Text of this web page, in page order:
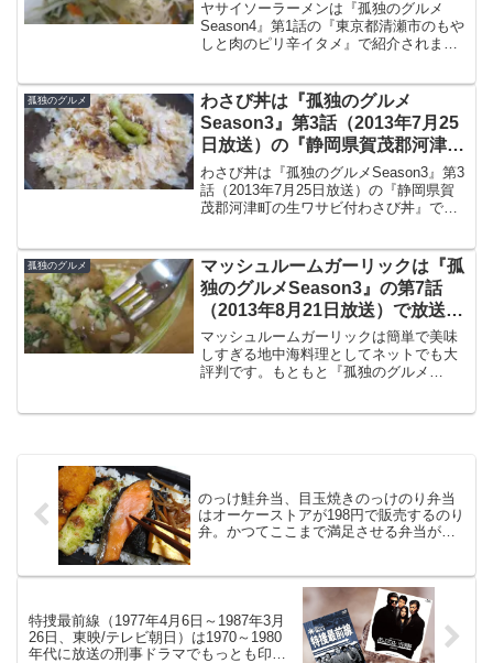
ヤサイソーラーメンは『孤独のグルメ
Season4』第1話の『東京都清瀬市のもや
しと肉のピリ辛イタメ』で紹介されまし
ーメンスープ 醤油 1.8L』を使って実際に
作ってみました。
孤独のグルメ
わさび丼は『孤独のグルメ
Season3』第3話（2013年7月25
日放送）の『静岡県賀茂郡河津町
の生ワサビ付わさび丼』で紹介
わさび丼は『孤独のグルメSeason3』第3
話（2013年7月25日放送）の『静岡県賀
茂郡河津町の生ワサビ付わさび丼』で紹
ら思えるような一品。自分でもチューブ
わさびでチャレンジです。
孤独のグルメ
マッシュルームガーリックは『孤
独のグルメSeason3』の第7話
（2013年8月21日放送）で放送さ
れた地中海料理のメニュー
マッシュルームガーリックは簡単で美味
しすぎる地中海料理としてネットでも大
評判です。もともと『孤独のグルメ
のっけ鮭弁当、目玉焼きのっけのり弁当
はオーケーストアが198円で販売するのり
弁。かつてここまで満足させる弁当があ
特捜最前線（1977年4月6日～1987年3月
26日、東映/テレビ朝日）は1970～1980
年代に放送の刑事ドラマでもっとも印象